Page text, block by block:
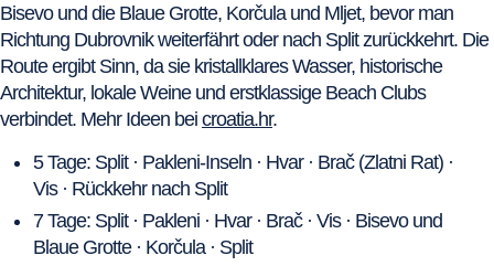
Bisevo und die Blaue Grotte, Korčula und Mljet, bevor man
Richtung Dubrovnik weiterfährt oder nach Split zurückkehrt. Die
Route ergibt Sinn, da sie kristallklares Wasser, historische
Architektur, lokale Weine und erstklassige Beach Clubs
verbindet. Mehr Ideen bei croatia.hr.
5 Tage: Split · Pakleni-Inseln · Hvar · Brač (Zlatni Rat) ·
Vis · Rückkehr nach Split
7 Tage: Split · Pakleni · Hvar · Brač · Vis · Bisevo und
Blaue Grotte · Korčula · Split